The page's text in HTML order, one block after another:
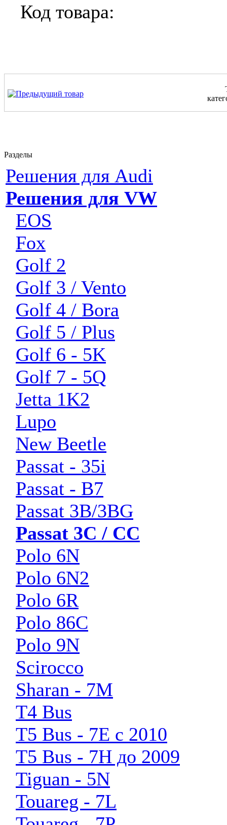
Код товара:
Разделы
Решения для Audi
Решения для VW
EOS
Fox
Golf 2
Golf 3 / Vento
Golf 4 / Bora
Golf 5 / Plus
Golf 6 - 5K
Golf 7 - 5Q
Jetta 1K2
Lupo
New Beetle
Passat - 35i
Passat - B7
Passat 3B/3BG
Passat 3C / СС
Polo 6N
Polo 6N2
Polo 6R
Polo 86C
Polo 9N
Scirocco
Sharan - 7M
T4 Bus
T5 Bus - 7E с 2010
T5 Bus - 7H до 2009
Tiguan - 5N
Touareg - 7L